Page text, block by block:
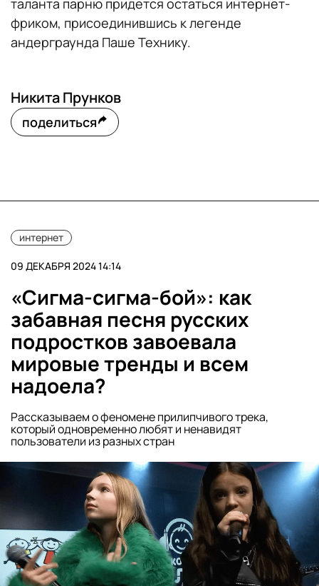
фриком, присоединившись к легенде
андерграунда Паше Технику.
Никита Прунков
поделиться
интернет
09 ДЕКАБРЯ 2024 14:14
«Сигма-сигма-бой»: как
забавная песня русских
подростков завоевала
мировые тренды и всем
надоела?
Рассказываем о феномене прилипчивого трека,
который одновременно любят и ненавидят
пользователи из разных стран